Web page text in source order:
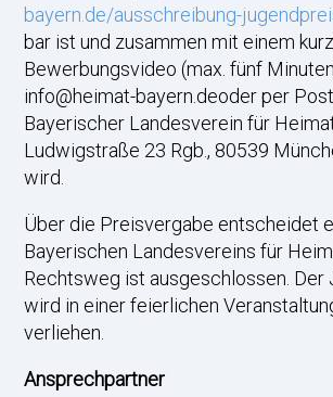
bayern.de/ausschreibung-
bar ist und zusammen mit einem
Bewerbungsvideo (max. fünf
info@heimat-bayern.deoder per
Bayerischer Landesverein für
Ludwigstraße 23 Rgb., 80539
wird.
Über die Preisvergabe entscheidet
Bayerischen Landesvereins für
Rechtsweg ist ausgeschlossen. Der
wird in einer feierlichen
verliehen.
Ansprechpartner